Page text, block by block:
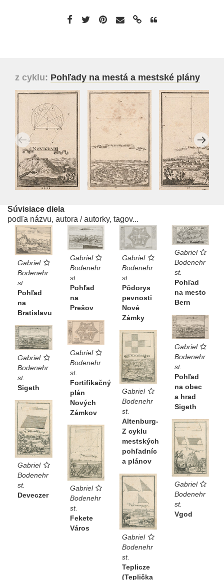
z cyklu: Pohľady na mestá a mestské plány
Súvisiace diela
podľa názvu, autora / autorky, tagov...
Gabriel
Bodenehr
st.
Pohľad
na
Bratislavu
Gabriel
Bodenehr
st.
Pohľad
na
Prešov
Gabriel
Bodenehr
st.
Pôdorys
pevnosti
Nové
Zámky
Gabriel
Bodenehr
st.
Pohľad
na mesto
Bern
Gabriel
Bodenehr
st.
Pohľad
na obec
a hrad
Sigeth
Gabriel
Bodenehr
st.
Fortifikačný
plán
Nových
Zámkov
Gabriel
Bodenehr
st.
Sigeth
Gabriel
Bodenehr
st.
Altenburg-
Z cyklu
mestských
pohľadníc
a plánov
Gabriel
Bodenehr
st.
Deveczer
Gabriel
Bodenehr
st.
Vgod
Gabriel
Bodenehr
st.
Fekete
Város
Gabriel
Bodenehr
st.
Teplicze
(Teplička